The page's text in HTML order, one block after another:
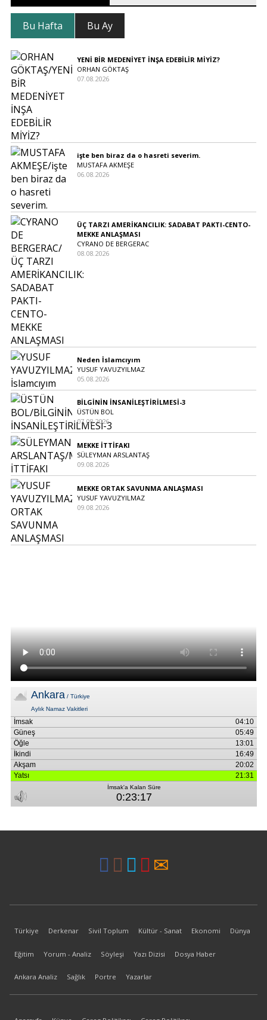
Bu Hafta Bu Ay
YENİ BİR MEDENİYET İNŞA EDEBİLİR MİYİZ?
ORHAN GÖKTAŞ
07.08.2026
işte ben biraz da o hasreti severim.
MUSTAFA AKMEŞE
06.08.2026
ÜÇ TARZI AMERİKANCILIK: SADABAT PAKTI-CENTO-
MEKKE ANLAŞMASI
CYRANO DE BERGERAC
08.08.2026
Neden İslamcıyım
YUSUF YAVUZYILMAZ
05.08.2026
BİLGİNİN İNSANİLEŞTİRİLMESİ-3
ÜSTÜN BOL
07.08.2026
MEKKE İTTİFAKI
SÜLEYMAN ARSLANTAŞ
09.08.2026
MEKKE ORTAK SAVUNMA ANLAŞMASI
YUSUF YAVUZYILMAZ
09.08.2026
Türkiye Derkenar Sivil Toplum Kültür - Sanat Ekonomi Dünya
Eğitim Yorum - Analiz Söyleşi Yazı Dizisi Dosya Haber
Ankara Analiz Sağlık Portre Yazarlar